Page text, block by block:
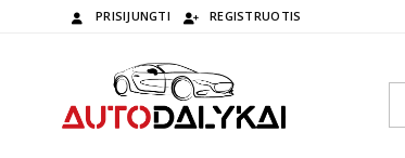
PRISIJUNGTI REGISTRUOTIS